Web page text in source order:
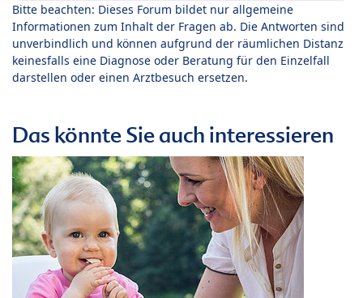
Bitte beachten: Dieses Forum bildet nur allgemeine
Informationen zum Inhalt der Fragen ab. Die Antworten sind
unverbindlich und können aufgrund der räumlichen Distanz
keinesfalls eine Diagnose oder Beratung für den Einzelfall
darstellen oder einen Arztbesuch ersetzen.
Das könnte Sie auch interessieren